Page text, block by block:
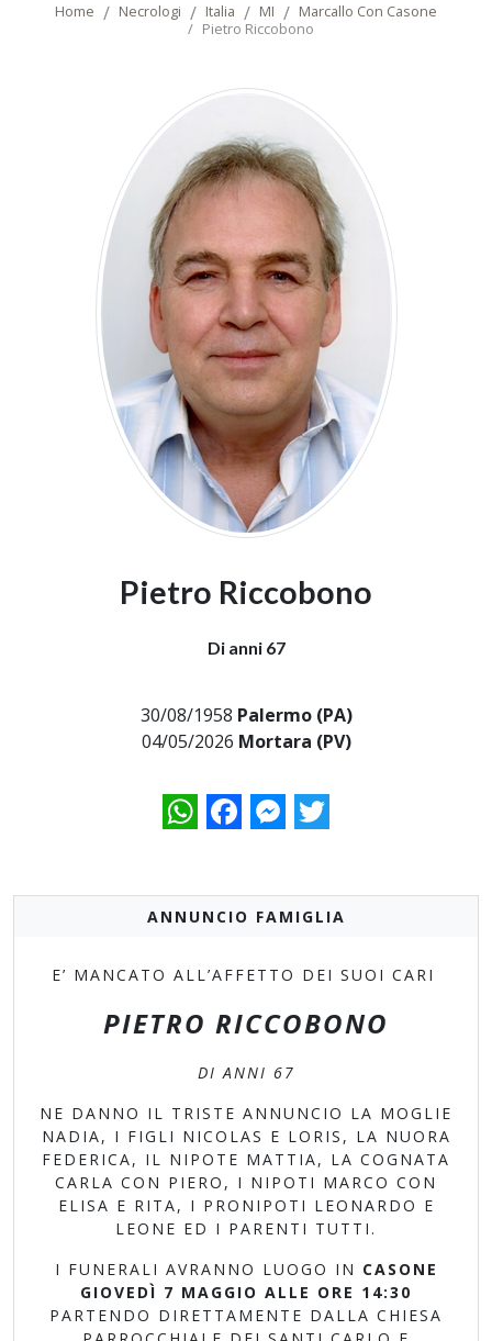
Home Necrologi Italia MI
Marcallo Con Casone
Pietro Riccobono
Pietro Riccobono
Di anni 67
30/08/1958 Palermo (PA)
04/05/2026 Mortara (PV)
WhatsAppFacebookMessenger
Twitter
ANNUNCIO FAMIGLIA
E’ MANCATO ALL’AFFETTO DEI SUOI CARI
PIETRO RICCOBONO
DI ANNI 67
NE DANNO IL TRISTE ANNUNCIO LA MOGLIE
NADIA, I FIGLI NICOLAS E LORIS, LA NUORA
FEDERICA, IL NIPOTE MATTIA, LA COGNATA
CARLA CON PIERO, I NIPOTI MARCO CON
ELISA E RITA, I PRONIPOTI LEONARDO E
LEONE ED I PARENTI TUTTI.
I FUNERALI AVRANNO LUOGO IN CASONE
GIOVEDÌ 7 MAGGIO ALLE ORE 14:30
PARTENDO DIRETTAMENTE DALLA CHIESA